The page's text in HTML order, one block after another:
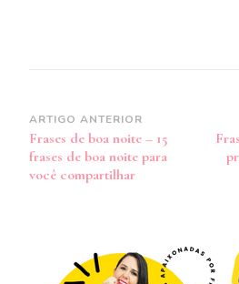
Navegação
de
post
ARTIGO ANTERIOR
Frases de boa noite – 15
frases de boa noite para
você compartilhar